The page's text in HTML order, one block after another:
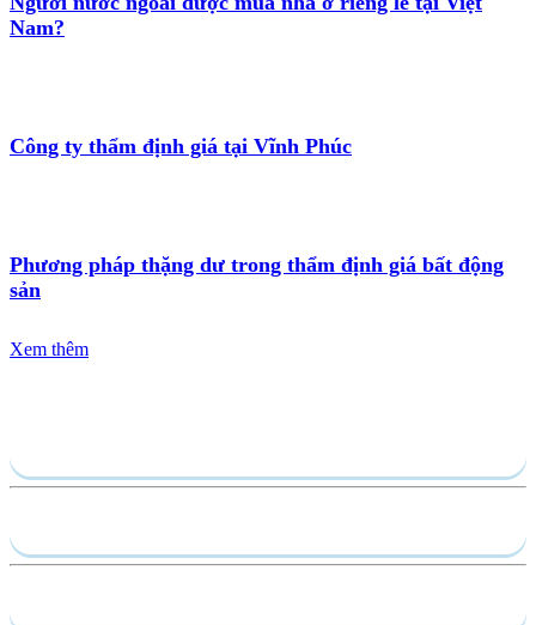
Nam?
Công ty thẩm định giá tại Vĩnh Phúc
Phương pháp thặng dư trong thẩm định giá bất động
sản
Xem thêm